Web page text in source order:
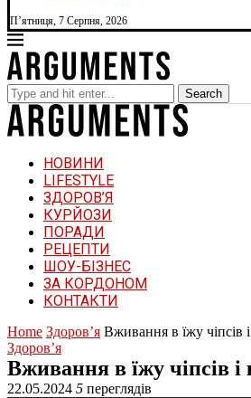
П’ятниця, 7 Серпня, 2026
Search
НОВИНИ
LIFESTYLE
ЗДОРОВ’Я
КУРЙОЗИ
ПОРАДИ
РЕЦЕПТИ
ШОУ-БІЗНЕС
ЗА КОРДОНОМ
КОНТАКТИ
Home Здоров’я Вживання в їжу чіпсів
Здоров’я
Вживання в їжу чіпсів і
22.05.2024 5 переглядів